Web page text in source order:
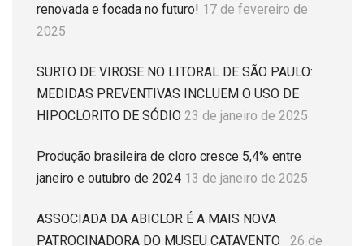
renovada e focada no futuro! 17 de fevereiro de
2025
SURTO DE VIROSE NO LITORAL DE SÃO PAULO:
MEDIDAS PREVENTIVAS INCLUEM O USO DE
HIPOCLORITO DE SÓDIO 23 de janeiro de 2025
Produção brasileira de cloro cresce 5,4% entre
janeiro e outubro de 2024 13 de janeiro de 2025
ASSOCIADA DA ABICLOR É A MAIS NOVA
PATROCINADORA DO MUSEU CATAVENTO
26 de